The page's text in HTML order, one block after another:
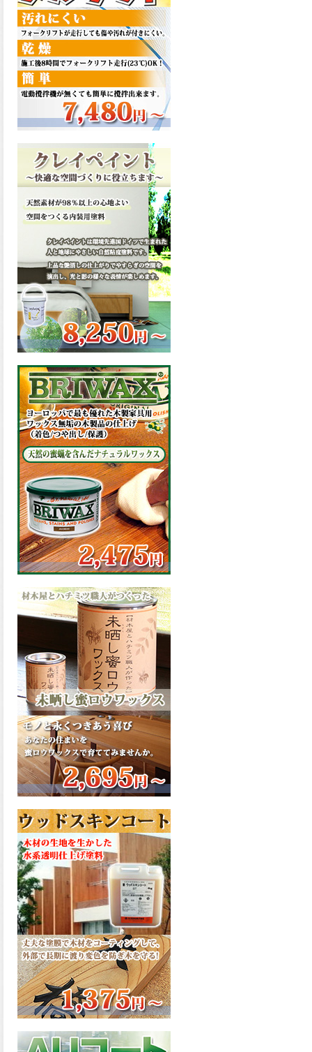
揮、フローン11が新しく販売
開始致しました。ご購入はこ
ちらから。
2026.05.26
コンクリート特有の質感やム
ラ感と溶け合うように広がる
色彩が床と壁を印象的に仕上
げる、アクアカラー デュオト
ーンが新しく販売開始致しま
2026.03.13
滑らかな塗膜は従来の屋根用
塗料と比べ、滑らかな塗膜表
面を形成し、光沢が高く、抜
群の仕上がり性を提供、一液
プレミアムルーフシリコンが
新しく販売開始致しました。
ご購入はこちらから。
2026.03.12
無機顔料の表面を高緻密ダブ
ルシールド層でガードするこ
とにより、ラジカルの発生を
抑制、エスケープレミアムル
ーフSiが新しく販売開始致し
ました。ご購入はこちらか
ら。
2026.03.11
緻密で強靭な無機系塗膜と、
汚れを降雨で洗い流す親水性
の表面効果により優れた低汚
染性を発揮、エスケープレミ
アム無機ルーフが新しく販売
開始致しました。ご購入はこ
ちらから。
2026.03.09
ハケ塗りでの伸びが良く作業
性と仕上がりに優れた合成樹
脂調合ペイント、SDホルスF4
が新しく販売開始致しまし
た。ご購入はこちらから。
2026.03.06
ファインウレタンの使いやす
さで、低汚染形。塗料用シン
ナーで希釈できる、使いやす
さを追求したウレタン樹脂エ
ナメル、低汚染形ファインウ
レタンU100が新しく販売開始
致しました。ご購入はこちら
から。
2026.03.05
ファインウレタンの使いやす
さで、弾性形。塗料用シンナ
ーで希釈できる、使いやすさ
を追求したウレタン樹脂エナ
メル、弾性ファインウレタン
した。ご購入はこちらから。
2026.03.04
長年ご愛顧いただいている
「ラッカー塗料」に抗ウイル
ス機能を追加しバージョンア
ップ、UAV-78700 クリヤーラ
ッカー・ハイフラットが新し
く販売開始致しました。ご購
入はこちらから。
2026.03.03
木の素材感はそのまま活か
し、汚れや日焼け・黄ばみを
防ぐことができる、白木肌2が
新しく販売開始致しました。
2026.03.03